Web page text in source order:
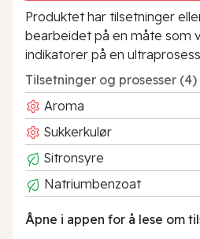
Produktet har tilsetninger
bearbeidet på en måte som
indikatorer på en
Tilsetninger og prosesser (4)
Aroma
Sukkerkulør
Sitronsyre
Natriumbenzoat
Åpne i appen for å lese om